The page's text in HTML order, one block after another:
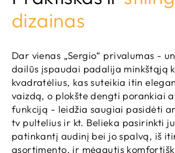
dizainas
Dar vienas „Sergio“ privalumas -
dailūs įspaudai padalija minkštąją
kvadratėlius, kas suteikia itin
vaizdą, o plokšte dengti porankiai
funkciją - leidžia saugiai pasidėti
tv pultelius ir kt. Belieka pasirinkti
patinkantį audinį bei jo spalvą, iš
asortimento, ir mėgautis